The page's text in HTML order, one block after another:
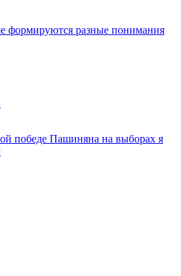
формируются разные понимания
победе Пашиняна на выборах я